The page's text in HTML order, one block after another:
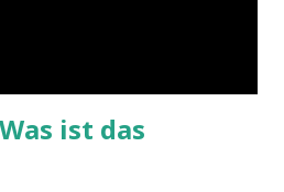
ist das